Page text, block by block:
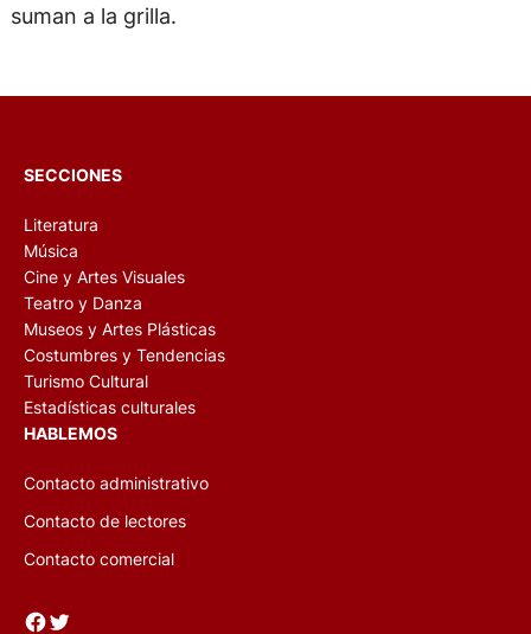
suman a la grilla.
SECCIONES
Literatura
Música
Cine y Artes Visuales
Teatro y Danza
Museos y Artes Plásticas
Costumbres y Tendencias
Turismo Cultural
Estadísticas culturales
HABLEMOS
Contacto administrativo
Contacto de lectores
Contacto comercial
Facebook Twitter